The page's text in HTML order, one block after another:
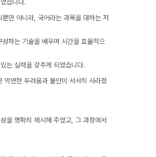
습니다.
만 아니라, 국어라는 과목을 대하는 저
하는 기술을 배우며 시간을 효율적으
는 실력을 갖추게 되었습니다.
막연한 두려움과 불안이 서서히 사라졌
을 명확히 제시해 주었고, 그 과정에서